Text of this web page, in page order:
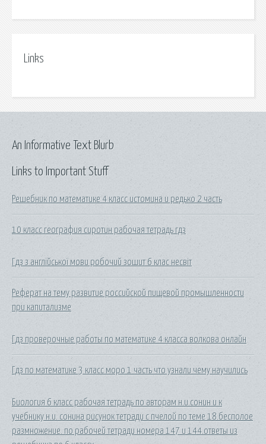
Links
Links to Important Stuff
Решебник по математике 4 класс истомина и редько 2 часть
10 класс география сиротин рабочая тетрадь гдз
Гдз з англійської мови робочий зошит 6 клас несвіт
Реферат на тему развитие российской пищевой промышленности
при капитализме
Гдз проверочные работы по математике 4 класса волкова онлайн
Гдз по математике 3 класс моро 1 часть что узнали чему научились
Биология 6 класс рабочая тетрадь по авторам н.и.сонин и к
учебнику н.и. сонина рисунок тетради с пчелой по теме 18.бесполое
размножение. по рабочей тетради номера 147 и 144.ответы из
An Informative Text Blurb